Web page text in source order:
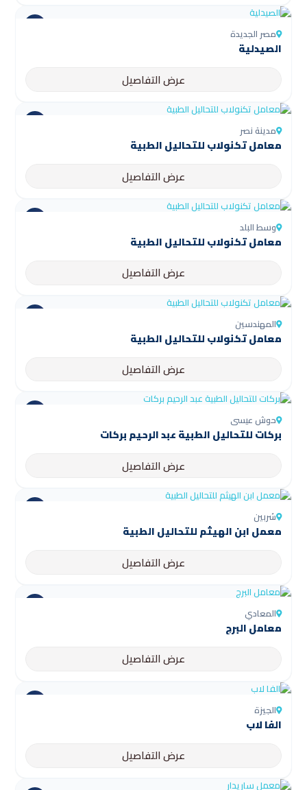
مصر الجديدة
الصيدلية
عرض التفاصيل
مدينة نصر
معامل تكنولاب للتحاليل الطبية
عرض التفاصيل
وسط البلد
معامل تكنولاب للتحاليل الطبية
عرض التفاصيل
المهندسين
معامل تكنولاب للتحاليل الطبية
عرض التفاصيل
حوش عيسى
بركات للتحاليل الطبية عبد الرحيم بركات
عرض التفاصيل
شربين
عرض التفاصيل
المعادي
معامل البرج
عرض التفاصيل
الجيزة
الفا لاب
عرض التفاصيل